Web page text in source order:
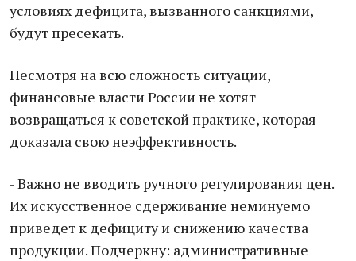
условиях дефицита, вызванного санкциями,
будут пресекать.
Несмотря на всю сложность ситуации,
финансовые власти России не хотят
возвращаться к советской практике, которая
доказала свою неэффективность.
- Важно не вводить ручного регулирования цен.
Их искусственное сдерживание неминуемо
приведет к дефициту и снижению качества
продукции. Подчеркну: административные